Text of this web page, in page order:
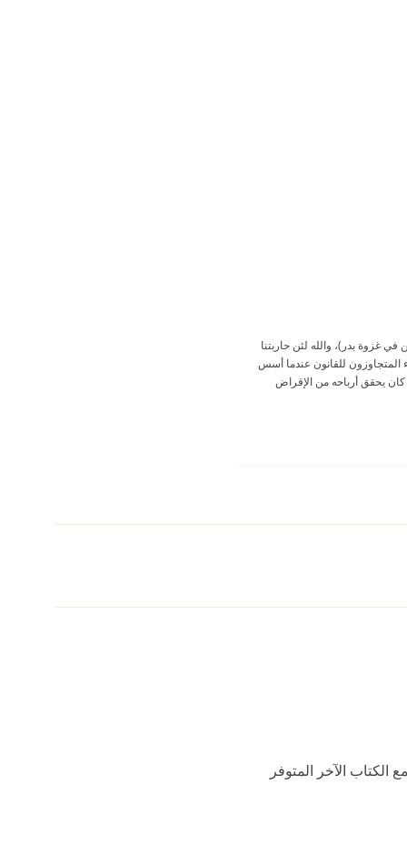
غزوة بدر)، والله لئن حاربتنا
للقانون عندما أسس
كان يحقق أرباحه من الإقراض
الآخر المتوفر